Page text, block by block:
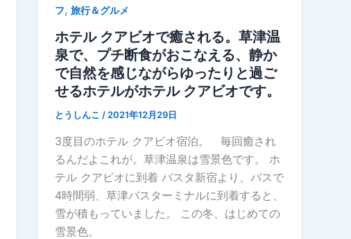
フ,旅行＆グルメ
ホテル クアビオで癒される。草津温
泉で、プチ断食がおこなえる、静か
で自然を感じながらゆったりと過ご
せるホテルがホテル クアビオです。
とうしんこ / 2021年12月29日
3度目のホテル クアビオ宿泊。 毎回癒され
るんだよこれが。草津温泉は雪景色です。 ホ
テル クアビオに到着 バスタ新宿より、バスで
4時間弱、草津バスターミナルに到着すると、
雪が積もっていました。 この冬、はじめての
雪景色。